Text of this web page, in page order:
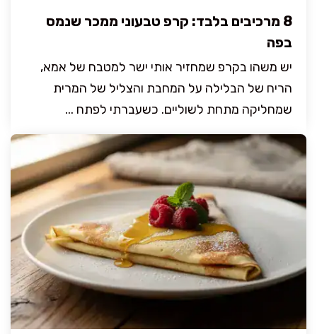
8 מרכיבים בלבד: קרפ טבעוני ממכר שנמס
בפה
יש משהו בקרפ שמחזיר אותי ישר למטבח של אמא,
הריח של הבלילה על המחבת והצליל של המרית
שמחליקה מתחת לשוליים. כשעברתי לפתח ...